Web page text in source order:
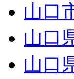
山口
山口
山口